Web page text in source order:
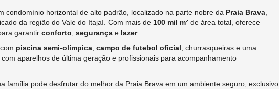
condomínio horizontal de alto padrão, localizado na parte nobre da Praia Brava
da região do Vale do Itajaí. Com mais de 100 mil m² de área total, oferece
garantir conforto segurança e lazer.
piscina semi-olímpica, campo de futebol oficial, churrasqueiras e uma
aparelhos de última geração e profissionais para acompanhamento
família pode desfrutar do melhor da Praia Brava em um ambiente seguro, exclusivo